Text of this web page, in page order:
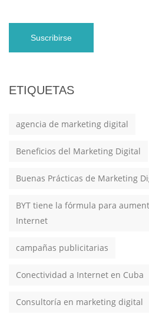
ETIQUETAS
agencia de marketing digital
Beneficios del Marketing Digital
Buenas Prácticas de Marketing
BYT tiene la fórmula para
Internet
campañas publicitarias
Conectividad a Internet en Cuba
Consultoría en marketing digital